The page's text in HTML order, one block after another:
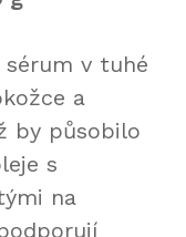
v tuhé
a
by působilo
s
na